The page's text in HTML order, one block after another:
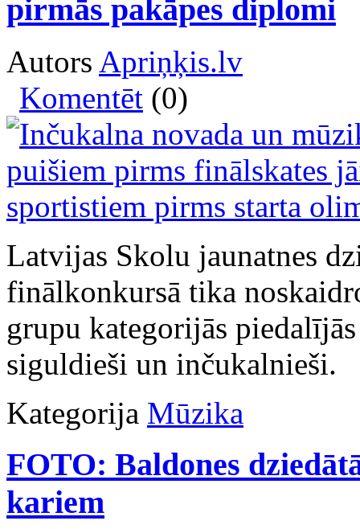
pirmās pakāpes diplomi
Autors Apriņķis.lv
Komentēt (0)
Latvijas Skolu jaunatnes
finālkonkursā tika
grupu kategorijās
siguldieši un inčukalnieši.
Kategorija Mūzika
FOTO: Baldones
kariem